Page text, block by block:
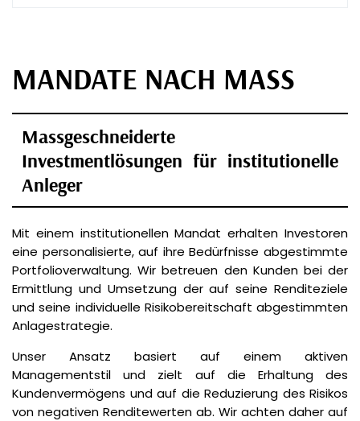
MANDATE NACH MASS
Massgeschneiderte
Investmentlösungen für institutionelle
Anleger
Mit einem institutionellen Mandat erhalten Investoren
eine personalisierte, auf ihre Bedürfnisse abgestimmte
Portfolioverwaltung. Wir betreuen den Kunden bei der
Ermittlung und Umsetzung der auf seine Renditeziele
und seine individuelle Risikobereitschaft abgestimmten
Anlagestrategie.
Unser Ansatz basiert auf einem aktiven
Managementstil und zielt auf die Erhaltung des
Kundenvermögens und auf die Reduzierung des Risikos
von negativen Renditewerten ab. Wir achten daher auf